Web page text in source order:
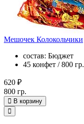
Мешочек Колокольчики
состав: Бюджет
45 конфет / 800 гр.
620 ₽
800 гр.
В корзину